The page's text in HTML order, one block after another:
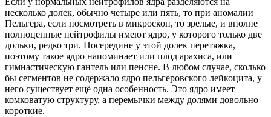
несколько долек, обычно четыре или пять, то при аномалии
Пельгера, если посмотреть в микроскоп, то зрелые, и вполне
полноценные нейтрофилы имеют ядро, у которого только две
дольки, редко три. Посередине у этой долек перетяжка,
поэтому такое ядро напоминает или плод арахиса, или
гимнастическую гантель или пенсне. В любом случае, сколько
бы сегментов не содержало ядро пельгеровского лейкоцита, у
него существует ещё одна особенность. Это ядро имеет
комковатую структуру, а перемычки между долями довольно
короткие.